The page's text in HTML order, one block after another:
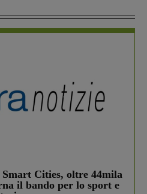
Cities, oltre 44mila
il bando per lo sport e